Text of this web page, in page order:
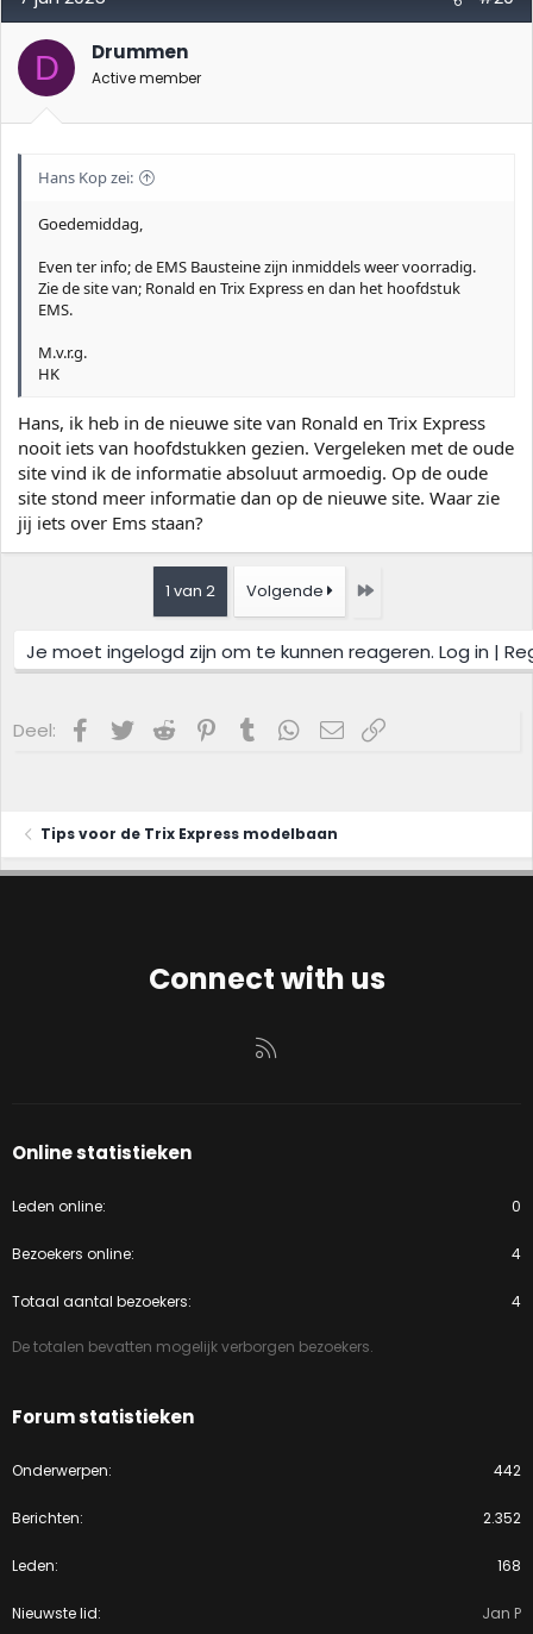
e
r
i
n
g
n
D Drummen
Active member
Hans Kop zei:
Goedemiddag,
Even ter info; de EMS Bausteine zijn inmiddels weer voorradig.
Zie de site van; Ronald en Trix Express en dan het hoofdstuk
EMS.
M.v.r.g.
HK
Hans, ik heb in de nieuwe site van Ronald en Trix Express
nooit iets van hoofdstukken gezien. Vergeleken met de oude
site vind ik de informatie absoluut armoedig. Op de oude
site stond meer informatie dan op de nieuwe site. Waar zie
jij iets over Ems staan?
1 van 2 Volgende Laatste
Je moet ingelogd zijn om te kunnen reageren. Log in |
Deel: Facebook
TwitterReddit Pinterest
Tumblr WhatsApp
E-mailkoppeling
Tips voor de Trix Express modelbaan
Connect with us
Online statistieken
Leden online 0
Bezoekers online 4
Totaal aantal bezoekers 4
De totalen bevatten mogelijk verborgen bezoekers.
Forum statistieken
Onderwerpen 442
Berichten 2.352
Leden 168
Nieuwste lid Jan P